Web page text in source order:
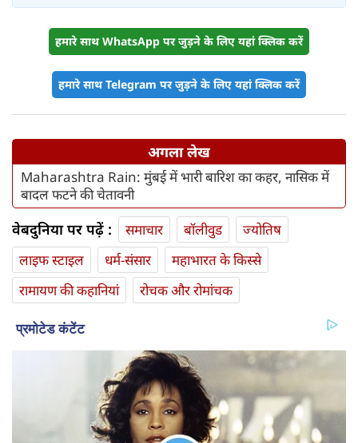
हमारे साथ WhatsApp पर जुड़ने के लिए यहां क्लिक करें
हमारे साथ Telegram पर जुड़ने के लिए यहां क्लिक करें
अगला लेख
Maharashtra Rain: मुंबई में भारी बारिश का कहर, नासिक में
बादल फटने की चेतावनी
वेबदुनिया पर पढ़ें : समाचार बॉलीवुड
ज्योतिष
लाइफ स्‍टाइल
धर्म-संसार
महाभारत के किस्से
रामायण की कहानियां
रोचक और रोमांचक